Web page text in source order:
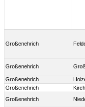
Großenehrich
Großenehrich
Großenehrich
Großenehrich
Großenehrich